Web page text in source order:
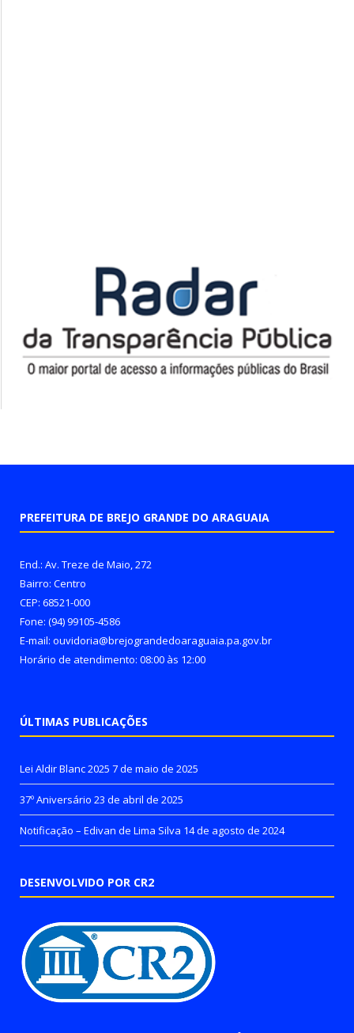
PREFEITURA DE BREJO GRANDE DO ARAGUAIA
End.: Av. Treze de Maio, 272
Bairro: Centro
CEP: 68521-000
Fone: (94) 99105-4586
E-mail: ouvidoria@brejograndedoaraguaia.pa.gov.br
Horário de atendimento: 08:00 às 12:00
ÚLTIMAS PUBLICAÇÕES
Lei Aldir Blanc 2025 7 de maio de 2025
37º Aniversário 23 de abril de 2025
Notificação – Edivan de Lima Silva 14 de agosto de 2024
DESENVOLVIDO POR CR2